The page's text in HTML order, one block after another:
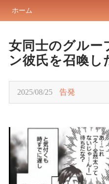
ホーム
女同士のグルー
ン彼氏を召喚し
2025/08/25 告発